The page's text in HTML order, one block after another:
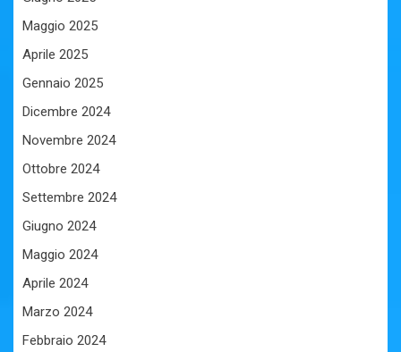
Maggio 2025
Aprile 2025
Gennaio 2025
Dicembre 2024
Novembre 2024
Ottobre 2024
Settembre 2024
Giugno 2024
Maggio 2024
Aprile 2024
Marzo 2024
Febbraio 2024